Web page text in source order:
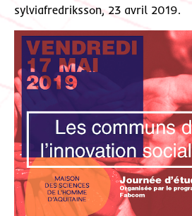
sylviafredriksson, 23 avril 2019.